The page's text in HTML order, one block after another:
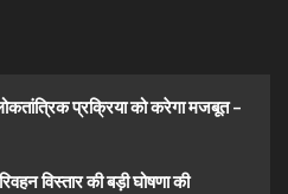
प्रक्रिया को करेगा मजबूत –
विस्तार की बड़ी घोषणा की